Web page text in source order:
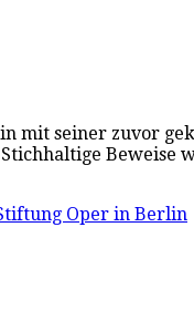
mit seiner zuvor
Stichhaltige Beweise
Oper in Berlin